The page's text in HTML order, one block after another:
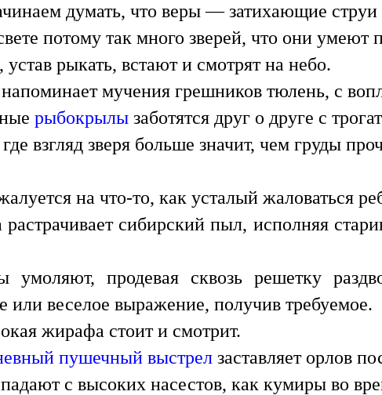
думать, что веры — затихающие
потому так много зверей, что они умеют
устав рыкать, встают и смотрят на небо.
мучения грешников тюлень, с
рыбокрылызаботятся друг о друге с
взгляд зверя больше значит, чем груды
на что-то, как усталый жаловаться
растрачивает сибирский пыл, исполняя
умоляют, продевая сквозь решетку
или веселое выражение, получив требуемое.
жирафа стоит и смотрит.
пушечный выстрелзаставляет орлов
с высоких насестов, как кумиры во